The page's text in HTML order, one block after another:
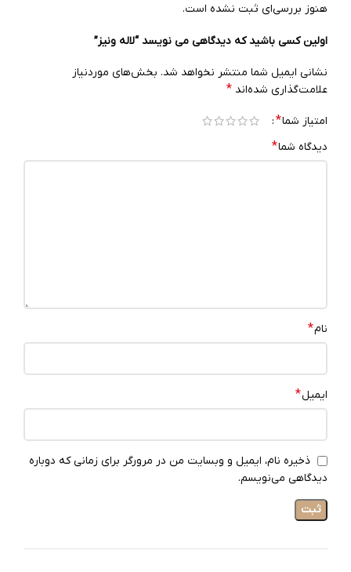
هنوز بررسی‌ای ثبت نشده است.
اولین کسی باشید که دیدگاهی می نویسد “لاله ونیز”
نشانی ایمیل شما منتشر نخواهد شد. بخش‌های موردنیاز
علامت‌گذاری شده‌اند *
امتیاز شما*
دیدگاه شما*
نام*
ایمیل*
ذخیره نام، ایمیل و وبسایت من در مرورگر برای زمانی که دوباره
دیدگاهی می‌نویسم.